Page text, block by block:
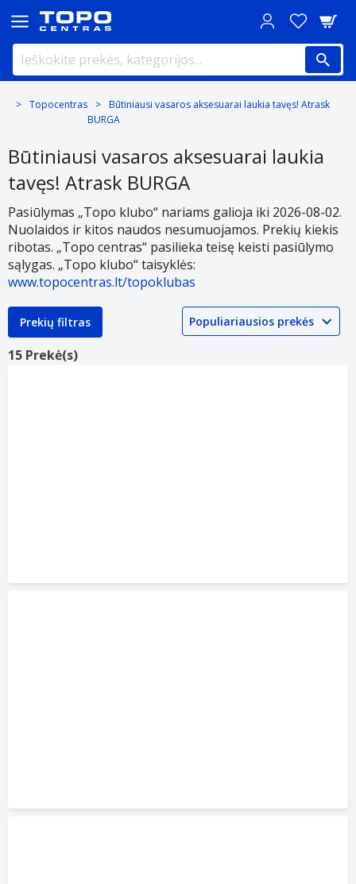
Topocentras
Būtiniausi vasaros aksesuarai laukia tavęs! Atrask
BURGA
Būtiniausi vasaros aksesuarai laukia
tavęs! Atrask BURGA
Pasiūlymas „Topo klubo“ nariams galioja iki 2026-08-02.
Nuolaidos ir kitos naudos nesumuojamos. Prekių kiekis
ribotas. „Topo centras“ pasilieka teisę keisti pasiūlymo
sąlygas. „Topo klubo“ taisyklės:
www.topocentras.lt/topoklubas
Prekių filtras
15 Prekė(s)